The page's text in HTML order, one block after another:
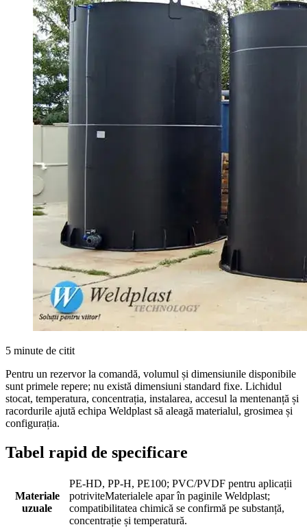
5 minute de citit
Pentru un rezervor la comandă, volumul și dimensiunile disponibile
sunt primele repere; nu există dimensiuni standard fixe. Lichidul
stocat, temperatura, concentrația, instalarea, accesul la mentenanță și
racordurile ajută echipa Weldplast să aleagă materialul, grosimea și
configurația.
Tabel rapid de specificare
Materiale
uzuale
PE-HD, PP-H, PE100; PVC/PVDF pentru aplicații
potriviteMaterialele apar în paginile Weldplast;
compatibilitatea chimică se confirmă pe substanță,
concentrație și temperatură.